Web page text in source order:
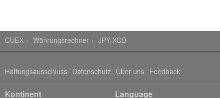
CUEX Währungsrechner JPY-XCD
Haftungsausschluss Datenschutz Über uns Feedback
Kontinent Language